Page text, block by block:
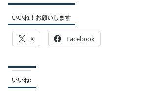
いいね！お願いします
X Facebook
いいね: